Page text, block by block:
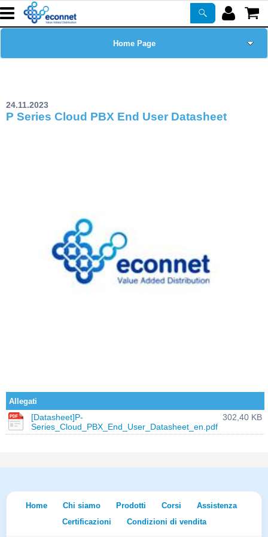
Home Page
Newsletter
PROMO ATTIVE
24.11.2023
P Series Cloud PBX End User Datasheet
Allegati
[Datasheet]P-
Series_Cloud_PBX_End_User_Datasheet_en.pdf
302,40 KB
Home Chi siamo Prodotti Corsi
Assistenza
Certificazioni
Condizioni di vendita